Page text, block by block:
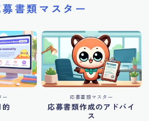
募書類マスター
ー 応募書類マスター
応募書類作成のアドバイ
ス